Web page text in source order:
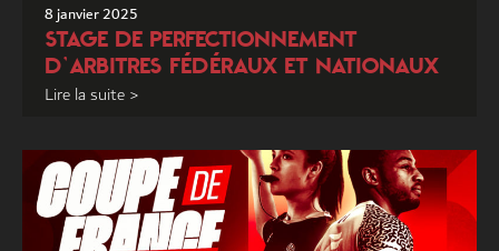
8 janvier 2025
STAGE DE PERFECTIONNEMENT
D’ARBITRES FÉDÉRAUX ET NATIONAUX
Lire la suite >